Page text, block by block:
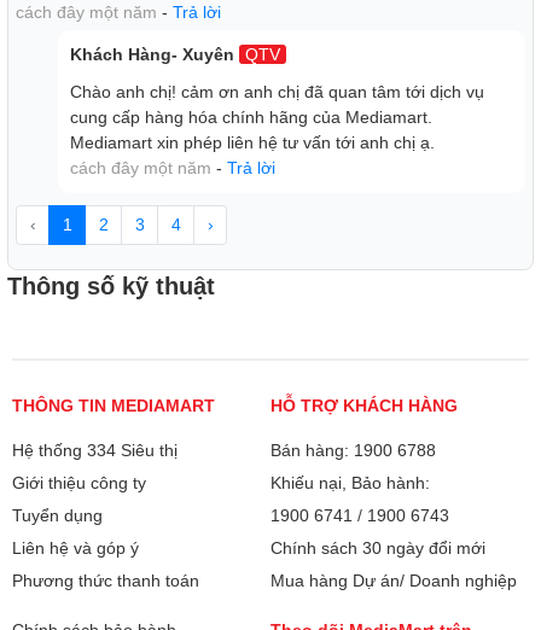
cách đây một năm - Trả lời
Khách Hàng- Xuyên
QTV
Chào anh chị! cảm ơn anh chị đã quan tâm tới dịch vụ
cung cấp hàng hóa chính hãng của Mediamart.
Mediamart xin phép liên hệ tư vấn tới anh chị ạ.
cách đây một năm - Trả lời
‹ 1 2 3 4 ›
Thông số kỹ thuật
THÔNG TIN MEDIAMART
Hệ thống 334 Siêu thị
Giới thiệu công ty
Tuyển dụng
Liên hệ và góp ý
Phương thức thanh toán
HỖ TRỢ KHÁCH HÀNG
Bán hàng: 1900 6788
Khiếu nại, Bảo hành:
1900 6741 / 1900 6743
Chính sách 30 ngày đổi mới
Mua hàng Dự án/ Doanh nghiệp